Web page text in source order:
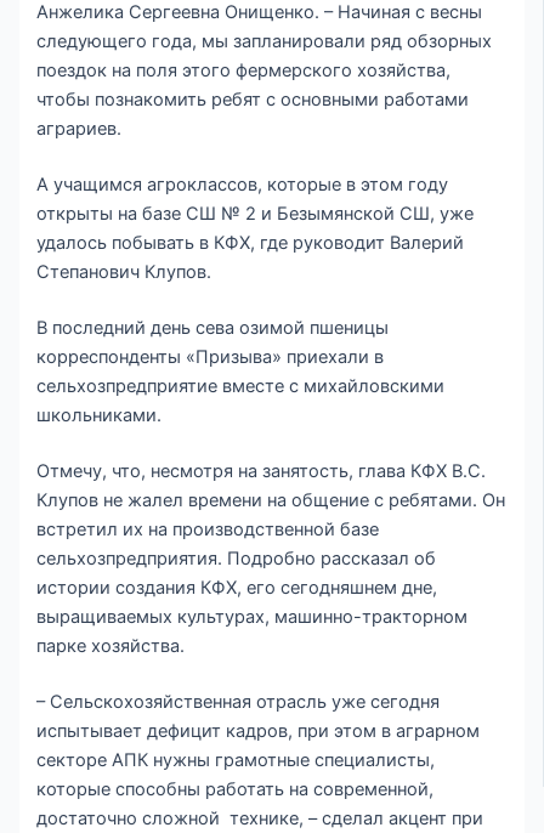
Анжелика Сергеевна Онищенко. – Начиная с весны
следующего года, мы запланировали ряд обзорных
поездок на поля этого фермерского хозяйства,
чтобы познакомить ребят с основными работами
аграриев.
А учащимся агроклассов, которые в этом году
открыты на базе СШ № 2 и Безымянской СШ, уже
удалось побывать в КФХ, где руководит Валерий
Степанович Клупов.
В последний день сева озимой пшеницы
корреспонденты «Призыва» приехали в
сельхозпредприятие вместе с михайловскими
школьниками.
Отмечу, что, несмотря на занятость, глава КФХ В.С.
Клупов не жалел времени на общение с ребятами. Он
встретил их на производственной базе
сельхозпредприятия. Подробно рассказал об
истории создания КФХ, его сегодняшнем дне,
выращиваемых культурах, машинно-тракторном
парке хозяйства.
– Сельскохозяйственная отрасль уже сегодня
испытывает дефицит кадров, при этом в аграрном
секторе АПК нужны грамотные специалисты,
которые способны работать на современной,
достаточно сложной технике, – сделал акцент при